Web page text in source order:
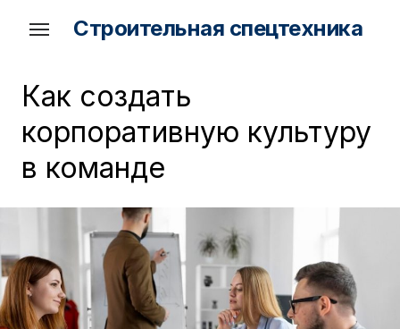
content
Строительная спецтехника
Как создать
корпоративную культуру
в команде